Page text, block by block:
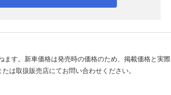
す。新車価格は発売時の価格のため、掲載価格と実際
は取扱販売店にてお問い合わせください。